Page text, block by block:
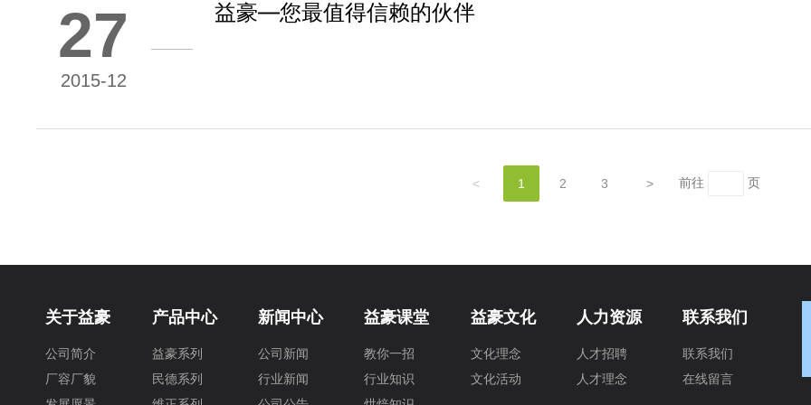
27
2015-12
益豪—您最值得信赖的伙伴
< 1 2 3 > 前往 页
关于益豪
公司简介
厂容厂貌
产品中心
益豪系列
民德系列
新闻中心
公司新闻
行业新闻
益豪课堂
教你一招
行业知识
益豪文化
文化理念
文化活动
人力资源
人才招聘
人才理念
联系我们
联系我们
在线留言